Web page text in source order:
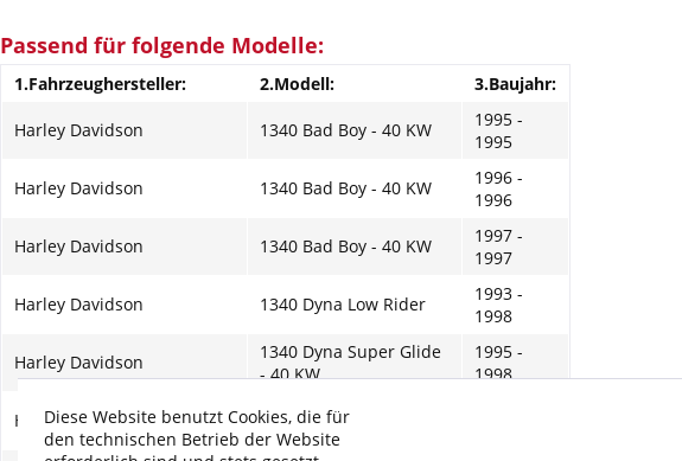
Passend für folgende Modelle:
1.Fahrzeughersteller: 2.Modell: 3.Baujahr:
Harley Davidson 1340 Bad Boy - 40 KW
1995 -
1995
Harley Davidson 1340 Bad Boy - 40 KW
1996 -
1996
Harley Davidson 1340 Bad Boy - 40 KW
1997 -
1997
Harley Davidson 1340 Dyna Low Rider
1993 -
1998
Harley Davidson
1340 Dyna Super Glide
- 40 KW
1995 -
1998
Harley Davidson 1340 Dyna Wide Glide
Diese Website benutzt Cookies, die für
den technischen Betrieb der Website